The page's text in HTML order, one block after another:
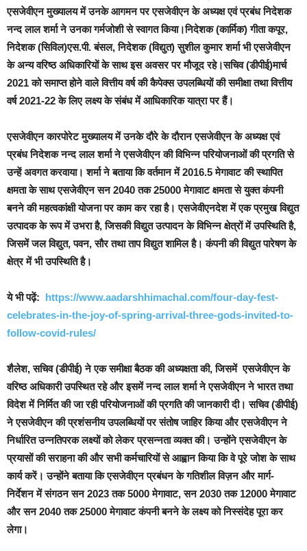
एसजेवीएन मुख्यालय में उनके आगमन पर एसजेवीएन के अध्यक्ष एवं प्रबंध निदेशक
नन्‍द लाल शर्मा ने उनका गर्मजोशी से स्वागत किया।निदेशक (कार्मिक) गीता कपूर,
निदेशक (सिविल)एस.पी. बंसल, निदेशक (विद्युत) सुशील कुमार शर्मा भी एसजेवीएन
के अन्य वरिष्ठ अधिकारियों के साथ इस अवसर पर मौजूद रहे।सचिव (डीपीई)मार्च
2021 को समाप्त होने वाले वित्तीय वर्ष की कैपेक्स उपलब्धियों की समीक्षा तथा वित्तीय
वर्ष 2021-22 के लिए लक्ष्य के संबंध में आधिकारिक यात्रा पर हैं।
एसजेवीएन कारपोरेट मुख्यालय में उनके दौरे के दौरान एसजेवीएन के अध्यक्ष एवं
प्रबंध निदेशक नन्‍द लाल शर्मा ने एसजेवीएन की विभिन्न परियोजनाओं की प्रगति से
उन्हें अवगत करवाया। शर्मा ने बताया कि वर्तमान में 2016.5 मेगावाट की स्थापित
क्षमता के साथ एसजेवीएन सन 2040 तक 25000 मेगावाट क्षमता से युक्त कंपनी
बनने की महत्वकांक्षी योजना पर काम कर रहा है। एसजेवीएनदेश में एक प्रमुख विद्युत
उत्पादक के रूप में उभरा है, जिसकी विद्युत उत्पादन के विभिन्न क्षेत्रों में उपस्थिति है,
जिसमें जल विद्युत, पवन, सौर तथा ताप विद्युत शामिल है। कंपनी की विद्युत पारेषण के
क्षेत्र में भी उपस्थिति है।
ये भी पढ़ें: https://www.aadarshhimachal.com/four-day-fest-
celebrates-in-the-joy-of-spring-arrival-three-gods-invited-to-
follow-covid-rules/
शैलेश, सचिव (डीपीई) ने एक समीक्षा बैठक की अध्यक्षता की, जिसमें एसजेवीएन के
वरिष्ठ अधिकारी उपस्थित रहे और इसमें नन्‍द लाल शर्मा ने एसजेवीएन ने भारत तथा
विदेश में निर्मित की जा रही परियोजनाओं की प्रगति की जानकारी दी। सचिव (डीपीई)
ने एसजेवीएन की प्रशंसनीय उपलब्धियों पर संतोष जाहिर किया और एसजेवीएन ने
निर्धारित उन्नतिपरक लक्ष्यों को लेकर प्रसन्नता व्‍यक्‍त की। उन्होंने एसजेवीएन के
प्रयासों की सराहना की और सभी कर्मचारियों से आह्वान किया कि वे पूरे जोश के साथ
कार्य करें। उन्होंने बताया कि एसजेवीएन प्रबंधन के गतिशील विज़न और मार्ग-
निर्देशन में संगठन सन 2023 तक 5000 मेगावाट, सन 2030 तक 12000 मेगावाट
और सन 2040 तक 25000 मेगावाट कंपनी बनने के लक्ष्य को निस्संदेह पूरा कर
लेगा।